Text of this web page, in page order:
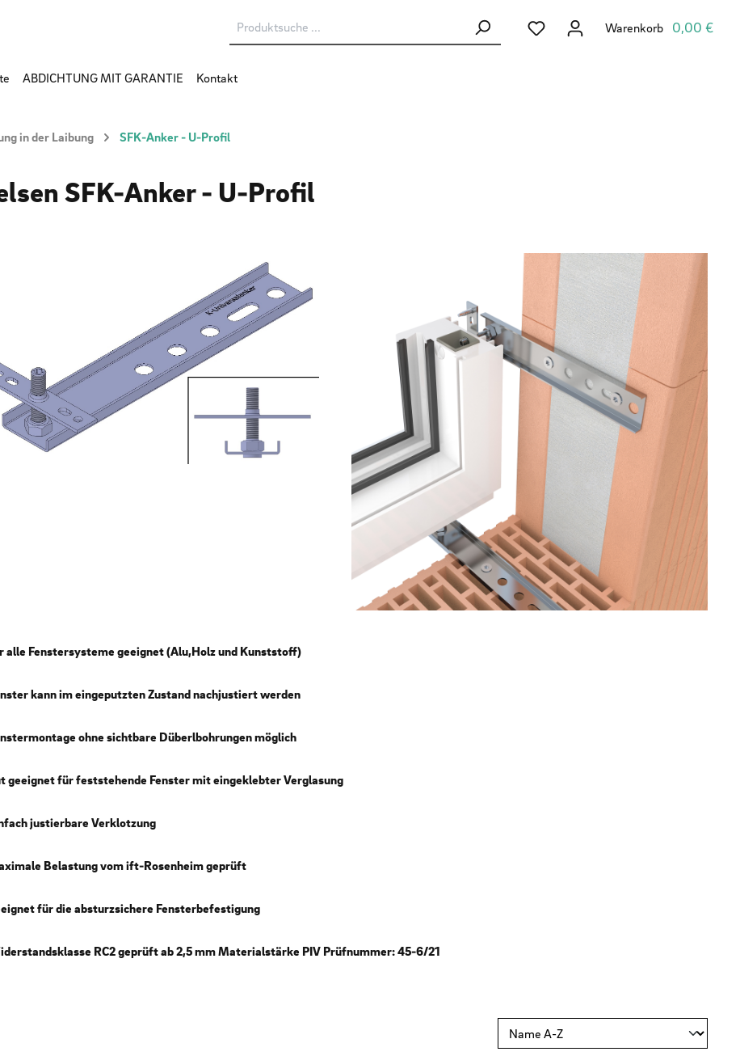
Du hast 0 Produkte auf dem
Warenkorb 0,00 €
ABDICHTUNG MIT GARANTIE Kontakt
in der Laibung SFK-Anker - U-Profil
SFK-Anker - U-Profil
alle Fenstersysteme geeignet (Alu,Holz und Kunststoff)
kann im eingeputzten Zustand nachjustiert werden
ohne sichtbare Düberlbohrungen möglich
geeignet für feststehende Fenster mit eingeklebter Verglasung
justierbare Verklotzung
Belastung vom ift-Rosenheim geprüft
für die absturzsichere Fensterbefestigung
RC2 geprüft ab 2,5 mm Materialstärke PIV Prüfnummer: 45-6/21